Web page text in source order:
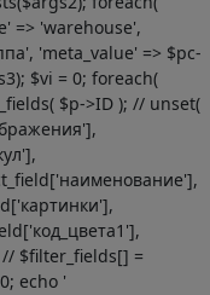
=> 'warehouse',
'meta_value' => $pc-
$vi = 0; foreach(
$p->ID ); // unset(
$filter_fields[] =
echo '